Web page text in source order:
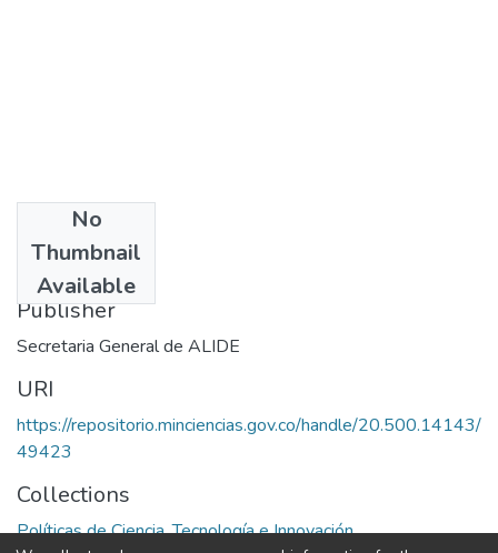
No
Thumbnail
Available
1987
Publisher
Secretaria General de ALIDE
URI
https://repositorio.minciencias.gov.co/handle/20.500.14143/
49423
Collections
Políticas de Ciencia, Tecnología e Innovación